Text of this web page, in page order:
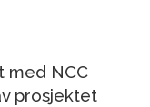
med NCC
prosjektet